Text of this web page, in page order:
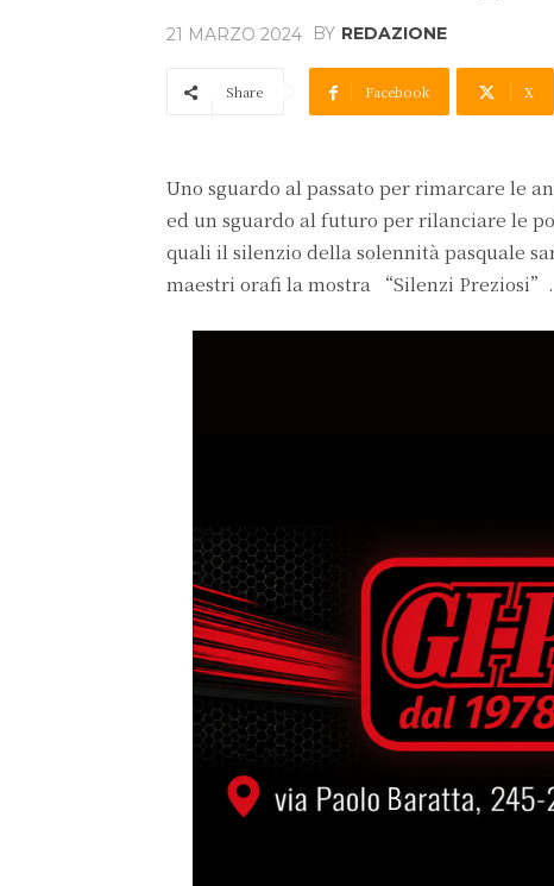
21 MARZO 2024 BY REDAZIONE
Share Facebook X
Uno sguardo al passato per rimarcare le
ed un sguardo al futuro per rilanciare le
quali il silenzio della solennità pasquale
maestri orafi la mostra “Silenzi Preziosi”.